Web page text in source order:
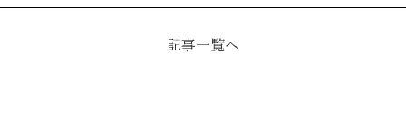
記事一覧へ